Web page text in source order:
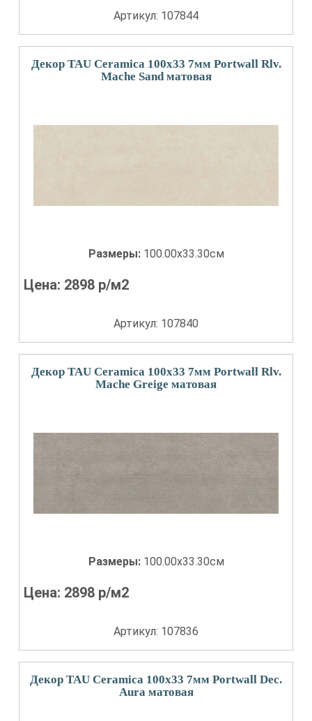
Артикул: 107844
Декор TAU Ceramica 100x33 7мм Portwall Rlv.
Mache Sand матовая
Размеры: 100.00x33.30см
Цена: 2898 р/м2
Артикул: 107840
Декор TAU Ceramica 100x33 7мм Portwall Rlv.
Mache Greige матовая
Размеры: 100.00x33.30см
Цена: 2898 р/м2
Артикул: 107836
Декор TAU Ceramica 100x33 7мм Portwall Dec.
Aura матовая